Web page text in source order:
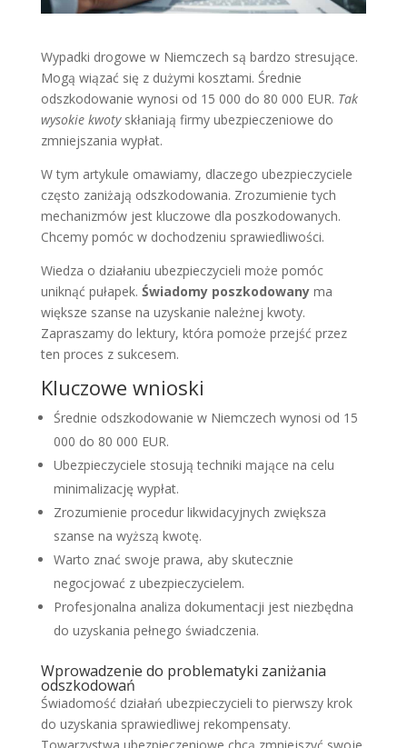
Wypadki drogowe w Niemczech są bardzo stresujące.
Mogą wiązać się z dużymi kosztami. Średnie
odszkodowanie wynosi od 15 000 do 80 000 EUR. Tak
wysokie kwotyskłaniają firmy ubezpieczeniowe do
zmniejszania wypłat.
W tym artykule omawiamy, dlaczego ubezpieczyciele
często zaniżają odszkodowania. Zrozumienie tych
mechanizmów jest kluczowe dla poszkodowanych.
Chcemy pomóc w dochodzeniu sprawiedliwości.
Wiedza o działaniu ubezpieczycieli może pomóc
uniknąć pułapek. Świadomy poszkodowanyma
większe szanse na uzyskanie należnej kwoty.
Zapraszamy do lektury, która pomoże przejść przez
ten proces z sukcesem.
Kluczowe wnioski
Średnie odszkodowanie w Niemczech wynosi od 15
000 do 80 000 EUR.
Ubezpieczyciele stosują techniki mające na celu
minimalizację wypłat.
Zrozumienie procedur likwidacyjnych zwiększa
szanse na wyższą kwotę.
Warto znać swoje prawa, aby skutecznie
negocjować z ubezpieczycielem.
Profesjonalna analiza dokumentacji jest niezbędna
do uzyskania pełnego świadczenia.
Wprowadzenie do problematyki zaniżania
odszkodowań
Świadomość działań ubezpieczycieli to pierwszy krok
do uzyskania sprawiedliwej rekompensaty.